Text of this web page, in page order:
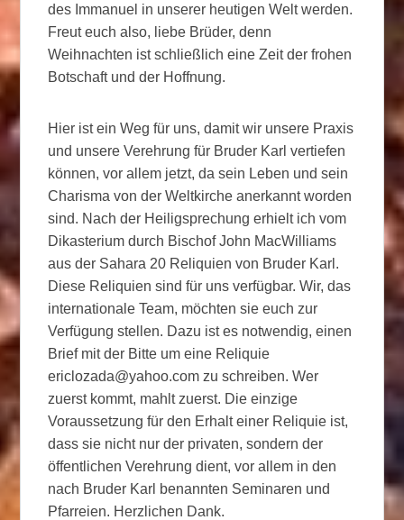
des Immanuel in unserer heutigen Welt werden.
Freut euch also, liebe Brüder, denn
Weihnachten ist schließlich eine Zeit der frohen
Botschaft und der Hoffnung.
Hier ist ein Weg für uns, damit wir unsere Praxis
und unsere Verehrung für Bruder Karl vertiefen
können, vor allem jetzt, da sein Leben und sein
Charisma von der Weltkirche anerkannt worden
sind. Nach der Heiligsprechung erhielt ich vom
Dikasterium durch Bischof John MacWilliams
aus der Sahara 20 Reliquien von Bruder Karl.
Diese Reliquien sind für uns verfügbar. Wir, das
internationale Team, möchten sie euch zur
Verfügung stellen. Dazu ist es notwendig, einen
Brief mit der Bitte um eine Reliquie
ericlozada@yahoo.com zu schreiben. Wer
zuerst kommt, mahlt zuerst. Die einzige
Voraussetzung für den Erhalt einer Reliquie ist,
dass sie nicht nur der privaten, sondern der
öffentlichen Verehrung dient, vor allem in den
nach Bruder Karl benannten Seminaren und
Pfarreien. Herzlichen Dank.